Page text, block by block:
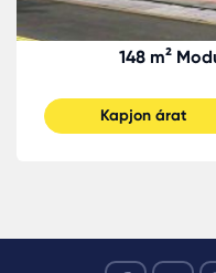
148 m²
Kapjon árat